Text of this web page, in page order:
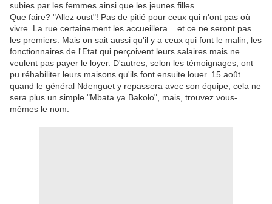
subies par les femmes ainsi que les jeunes filles.
Que faire? "Allez oust"! Pas de pitié pour ceux qui n'ont pas où
vivre. La rue certainement les accueillera... et ce ne seront pas
les premiers. Mais on sait aussi qu'il y a ceux qui font le malin, les
fonctionnaires de l'Etat qui perçoivent leurs salaires mais ne
veulent pas payer le loyer. D'autres, selon les témoignages, ont
pu réhabiliter leurs maisons qu'ils font ensuite louer. 15 août
quand le général Ndenguet y repassera avec son équipe, cela ne
sera plus un simple "Mbata ya Bakolo", mais, trouvez vous-
mêmes le nom.